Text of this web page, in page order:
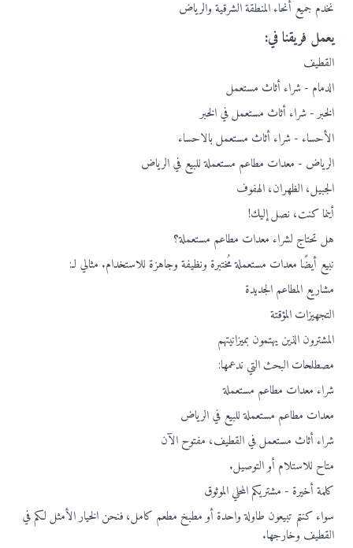
نخدم جميع أنحاء المنطقة الشرقية والرياض
يعمل فريقنا في:
القطيف
الدمام - شراء أثاث مستعمل
الخبر - شراء أثاث مستعمل في الخبر
الأحساء - شراء أثاث مستعمل بالاحساء
الرياض - معدات مطاعم مستعملة للبيع في الرياض
الجبيل، الظهران، الهفوف
أينما كنت، نصل إليك!
هل تحتاج لشراء معدات مطاعم مستعملة؟
نبيع أيضًا معدات مستعملة مُختبرة ونظيفة وجاهزة للاستخدام. مثالي لـ:
مشاريع المطاعم الجديدة
التجهيزات المؤقتة
المشترون الذين يهتمون بميزانيتهم
مصطلحات البحث التي ندعمها:
شراء معدات مطاعم مستعملة
معدات مطاعم مستعملة للبيع في الرياض
شراء أثاث مستعمل في القطيف، مفتوح الآن
متاح للاستلام أو التوصيل.
كلمة أخيرة - مشتريكم المحلي الموثوق
سواء كنتم تبيعون طاولة واحدة أو مطبخ مطعم كامل، فنحن الخيار الأمثل لكم في
القطيف وخارجها.